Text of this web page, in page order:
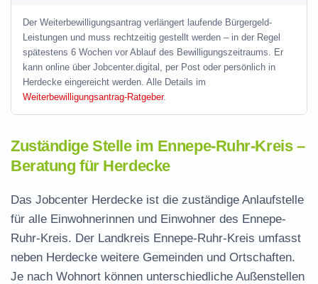
Der Weiterbewilligungsantrag verlängert laufende Bürgergeld-
Leistungen und muss rechtzeitig gestellt werden – in der Regel
spätestens 6 Wochen vor Ablauf des Bewilligungszeitraums. Er
kann online über Jobcenter.digital, per Post oder persönlich in
Herdecke eingereicht werden. Alle Details im
Weiterbewilligungsantrag-Ratgeber.
Zuständige Stelle im Ennepe-Ruhr-Kreis –
Beratung für Herdecke
Das Jobcenter Herdecke ist die zuständige Anlaufstelle
für alle Einwohnerinnen und Einwohner des Ennepe-
Ruhr-Kreis. Der Landkreis Ennepe-Ruhr-Kreis umfasst
neben Herdecke weitere Gemeinden und Ortschaften.
Je nach Wohnort können unterschiedliche Außenstellen